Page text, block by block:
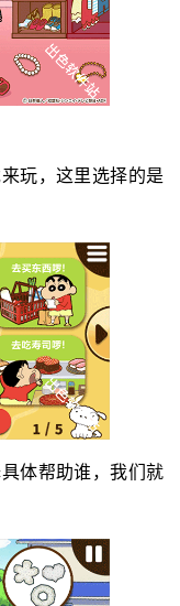
玩，这里选择的是
体帮助谁，我们就